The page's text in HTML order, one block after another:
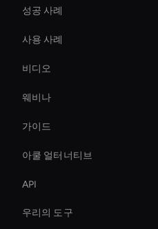
성공 사례
사용 사례
비디오
웨비나
가이드
아쿨 얼터너티브
API
우리의 도구